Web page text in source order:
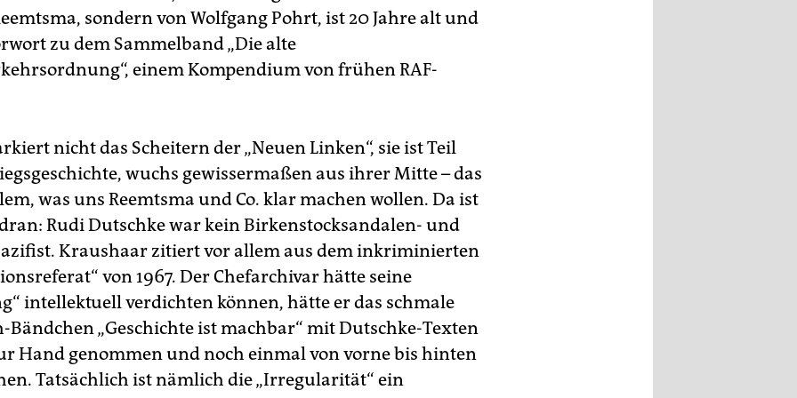
sondern von Wolfgang Pohrt, ist 20 Jahre alt und
zu dem Sammelband „Die alte
einem Kompendium von frühen RAF-
nicht das Scheitern der „Neuen Linken“, sie ist Teil
wuchs gewissermaßen aus ihrer Mitte – das
was uns Reemtsma und Co. klar machen wollen. Da ist
Rudi Dutschke war kein Birkenstocksandalen- und
Kraushaar zitiert vor allem aus dem inkriminierten
von 1967. Der Chefarchivar hätte seine
intellektuell verdichten können, hätte er das schmale
Bändchen „Geschichte ist machbar“ mit Dutschke-Texten
Hand genommen und noch einmal von vorne bis hinten
Tatsächlich ist nämlich die „Irregularität“ ein